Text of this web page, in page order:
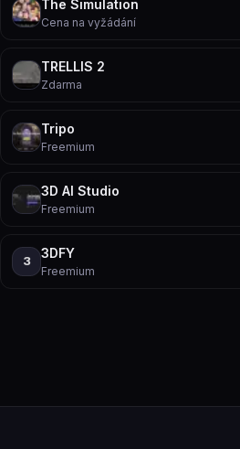
The Simulation
Cena na vyžádání
TRELLIS 2
Zdarma
Tripo
Freemium
3D AI Studio
Freemium
3
3DFY
Freemium